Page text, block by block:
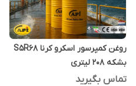
روغن کمپرسور اسکرو کرنا S5R68
بشکه 208 لیتری
تماس بگیرید